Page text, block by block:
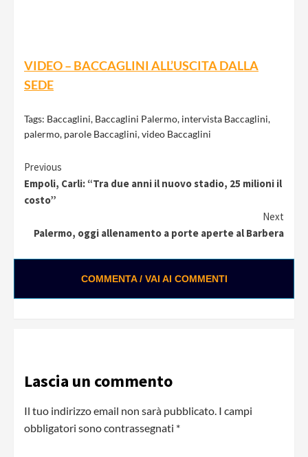
VIDEO – BACCAGLINI ALL’USCITA DALLA
SEDE
Tags: Baccaglini, Baccaglini Palermo, intervista Baccaglini,
palermo, parole Baccaglini,video Baccaglini
Continue
Reading
Previous
Empoli, Carli: “Tra due anni il nuovo stadio, 25 milioni il
costo”
Next
Palermo, oggi allenamento a porte aperte al Barbera
COMMENTA / VAI AI COMMENTI
Lascia un commento
Il tuo indirizzo email non sarà pubblicato. I campi
obbligatori sono contrassegnati *